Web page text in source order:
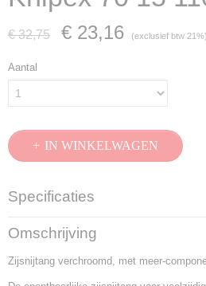
€ 32,75 € 23,16 (exclusief btw 21%)
Aantal
IN WINKELWAGEN
Specificaties
Productcode
70 15 110
EAN code
Omschrijving
Zijsnijtang verchroomd, met meer-